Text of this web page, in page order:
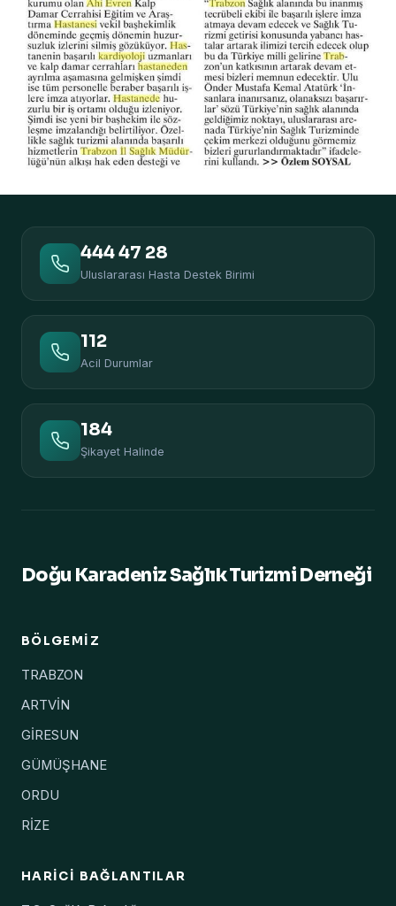
444 47 28
Uluslararası Hasta Destek Birimi
112
Acil Durumlar
184
Şikayet Halinde
Doğu Karadeniz Sağlık Turizmi Derneği
BÖLGEMIZ
TRABZON
ARTVİN
GİRESUN
GÜMÜŞHANE
ORDU
RİZE
HARICI BAĞLANTILAR